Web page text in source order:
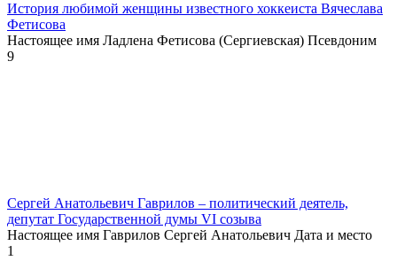
История любимой женщины известного хоккеиста Вячеслава
Фетисова
Настоящее имя Ладлена Фетисова (Сергиевская) Псевдоним
9
Сергей Анатольевич Гаврилов – политический деятель,
депутат Государственной думы VI созыва
Настоящее имя Гаврилов Сергей Анатольевич Дата и место
1